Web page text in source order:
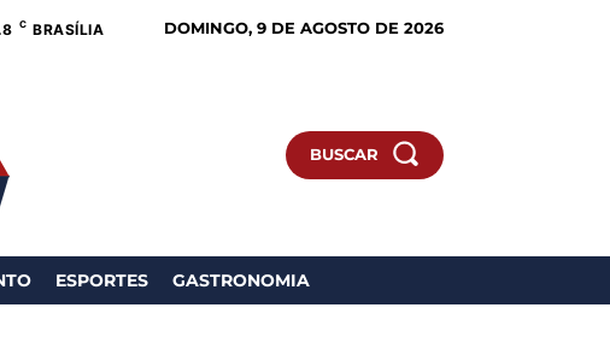
C BRASÍLIA DOMINGO, 9 DE AGOSTO DE 2026
BUSCAR
ESPORTES GASTRONOMIA